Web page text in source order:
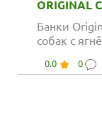
ORIGINAL
Банки
собак с
0.0 0